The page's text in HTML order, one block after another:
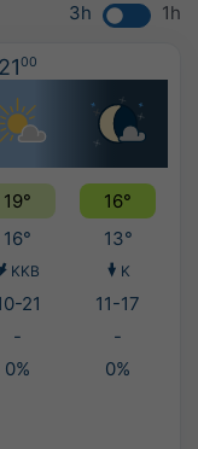
3h 1h
2100
19°
16°
16° 13°
KKB K
21
11-17
-
-
0% 0%